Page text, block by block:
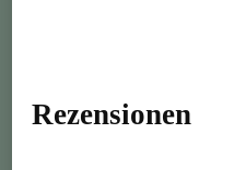
Rezensionen